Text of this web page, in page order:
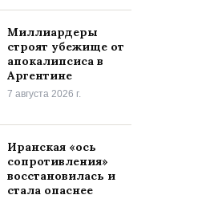
Миллиардеры
строят убежище от
апокалипсиса в
Аргентине
7 августа 2026 г.
Иранская «ось
сопротивления»
восстановилась и
стала опаснее